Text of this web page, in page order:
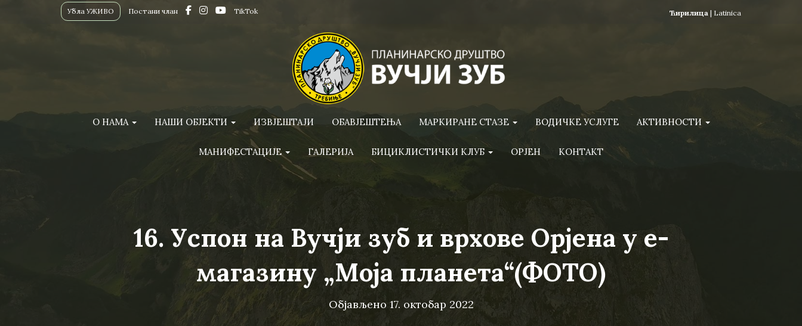
Ћирилица | Latinica
Убла УЖИВО Постани члан TikTok
О НАМА НАШИ ОБЈЕКТИ ИЗВЈЕШТАЈИ ОБАВЈЕШТЕЊА МАРКИРАНЕ СТАЗЕ ВОДИЧКЕ УСЛУГЕ АКТИВНОСТИ
МАНИФЕСТАЦИЈЕ ГАЛЕРИЈА БИЦИКЛИСТИЧКИ КЛУБ ОРЈЕН КОНТАКТ
16. Успон на Вучји зуб и врхове Орјена у е-
магазину „Моја планета“(ФОТО)
Објављено 17. октобар 2022